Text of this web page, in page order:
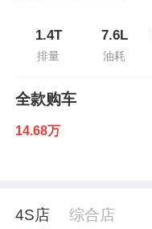
1.4T
排量
7.6L
油耗
全款购车
14.68万
4S店 综合店